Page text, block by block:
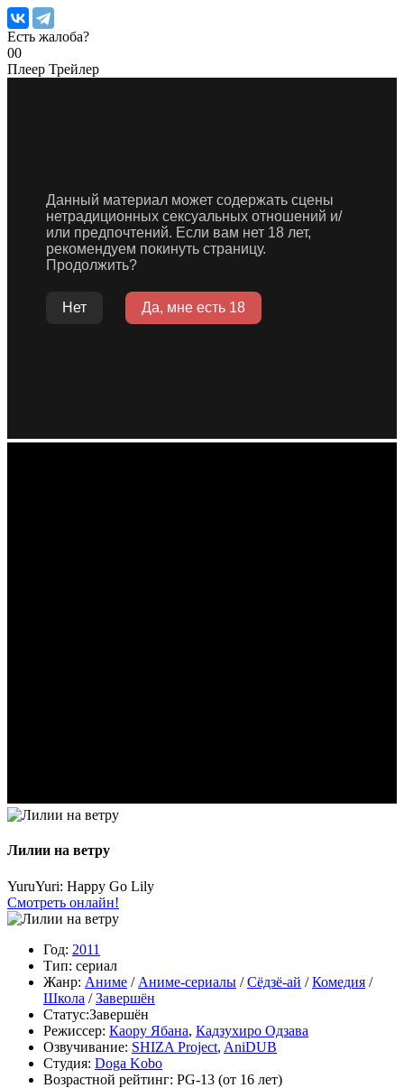
Есть жалоба?
00
Плеер Трейлер
Лилии на ветру
YuruYuri: Happy Go Lily
Смотреть онлайн!
Год: 2011
Тип: сериал
Жанр: Аниме / Аниме-сериалы /Сёдзё-ай /Комедия /
Школа /Завершён
Статус:Завершён
Режиссер: Каору Ябана, Кадзухиро Одзава
Озвучивание: SHIZA Project, AniDUB
Студия: Doga Kobo
Возрастной рейтинг: PG-13 (от 16 лет)